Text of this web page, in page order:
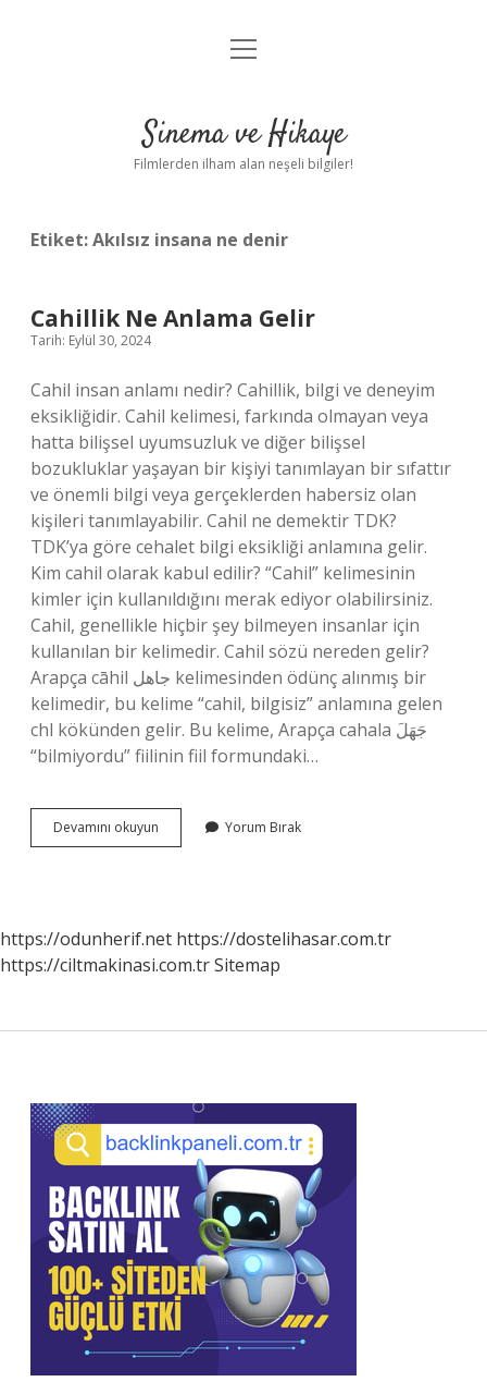
Gizlilik Politikası
Yasal Uyarı
menüyü
Sinema ve Hikaye
Filmlerden ilham alan neşeli bilgiler!
Etiket:Akılsız insana ne denir
Cahillik Ne Anlama Gelir
Tarih: Eylül 30, 2024
Cahil insan anlamı nedir? Cahillik, bilgi ve deneyim
eksikliğidir. Cahil kelimesi, farkında olmayan veya
hatta bilişsel uyumsuzluk ve diğer bilişsel
bozukluklar yaşayan bir kişiyi tanımlayan bir sıfattır
ve önemli bilgi veya gerçeklerden habersiz olan
kişileri tanımlayabilir. Cahil ne demektir TDK?
TDK’ya göre cehalet bilgi eksikliği anlamına gelir.
Kim cahil olarak kabul edilir? “Cahil” kelimesinin
kimler için kullanıldığını merak ediyor olabilirsiniz.
Cahil, genellikle hiçbir şey bilmeyen insanlar için
kullanılan bir kelimedir. Cahil sözü nereden gelir?
Arapça cāhil جاهل kelimesinden ödünç alınmış bir
kelimedir, bu kelime “cahil, bilgisiz” anlamına gelen
chl kökünden gelir. Bu kelime, Arapça cahala جَهَلَ
“bilmiyordu” fiilinin fiil formundaki…
Devamını okuyun
Ne
Yorum Bırak
https://odunherif.net https://dostelihasar.com.tr
https://ciltmakinasi.com.trSitemap
Sidebar